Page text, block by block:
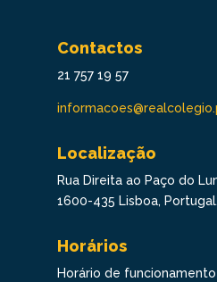
Contactos
21 757 19 57
Localização
Rua Direita ao Paço do
1600-435 Lisboa, Portugal.
Horários
Horário de